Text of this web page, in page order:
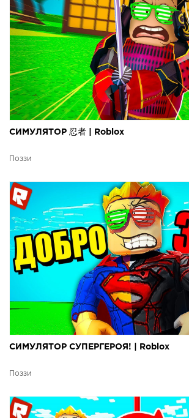
СИМУЛЯТОР 忍者 | Roblox
Поззи
СИМУЛЯТОР СУПЕРГЕРОЯ! | Roblox
Поззи